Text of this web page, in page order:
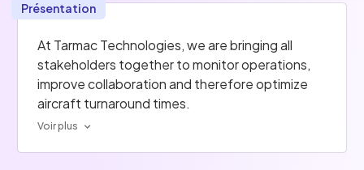
Présentation
At Tarmac Technologies, we are bringing all
stakeholders together to monitor operations,
improve collaboration and therefore optimize
aircraft turnaround times.
Voir plus